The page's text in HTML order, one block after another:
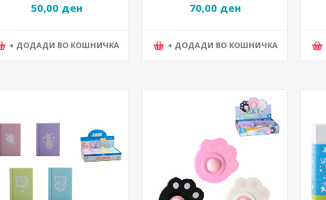
50,00 ден
+ ДОДАДИ ВО КОШНИЧКА
70,00 ден
+ ДОДАДИ ВО КОШНИЧКА